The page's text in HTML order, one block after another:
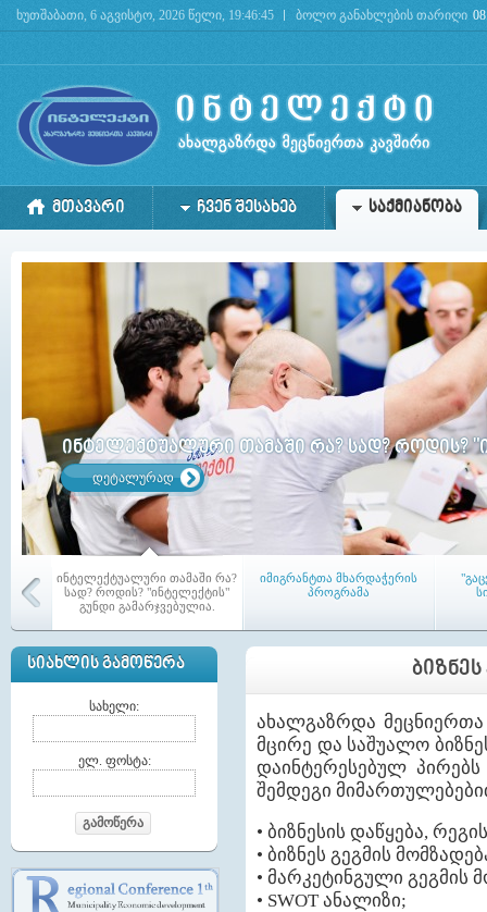
Deprecated: mysql_connect(): The mysql extension is deprecated and will be removed in
ხუთშაბათი, 6 აგვისტო, 2026 წელი, 19:46:45 ბოლო განახლების თარიღი
ᲛᲗᲐᲕᲐᲠᲘ ᲩᲕᲔᲜ ᲨᲔᲡᲐᲮᲔᲑ ᲡᲐᲥᲛᲘᲐᲜᲝᲑᲐ
ინტელექტუალური თამაში რა? სად? როდის?
დეტალურად
ინტელექტუალური თამაში რა?
სად? როდის? "ინტელექტის"
გუნდი გამარჯვებულია.
იმიგრანტთა მხარდაჭერის
პროგრამა
აჭარის რეგიონში პირველი
ამაგ-ი (LAG) - აქტიურ
მოქალაქეთა ადგილობრივი
გაერთიანება ჩამოყალიბდა
ახალგაზრდა მეცნიერთა
მცირე და საშუალო
დაინტერესებულ პირებს
შემდეგი
• ბიზნესის დაწყება,
• ბიზნეს გეგმის
• მარკეტინგული გეგმის
• SWOT ანალიზი;
ᲡᲘᲐᲮᲚᲘᲡ ᲒᲐᲛᲝᲬᲔᲠᲐ
სახელი:
ელ. ფოსტა:
გამოწერა